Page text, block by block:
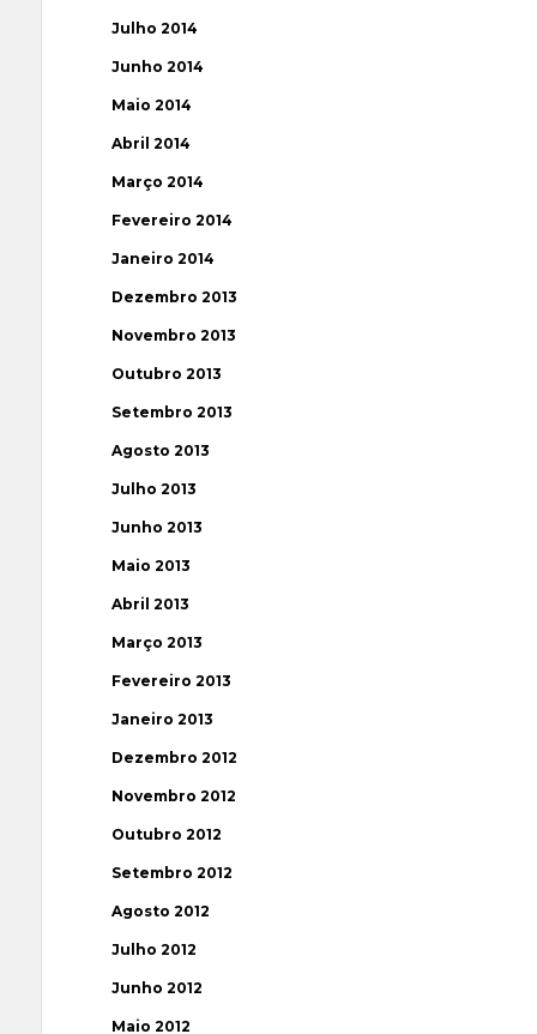
Julho 2014
Junho 2014
Maio 2014
Abril 2014
Março 2014
Fevereiro 2014
Janeiro 2014
Dezembro 2013
Novembro 2013
Outubro 2013
Setembro 2013
Agosto 2013
Julho 2013
Junho 2013
Maio 2013
Abril 2013
Março 2013
Fevereiro 2013
Janeiro 2013
Dezembro 2012
Novembro 2012
Outubro 2012
Setembro 2012
Agosto 2012
Julho 2012
Junho 2012
Maio 2012